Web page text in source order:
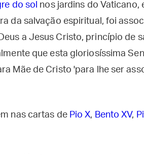
do sol nos jardins do Vaticano,
da salvação espiritual, foi
a Jesus Cristo, princípio de
que esta gloriosíssima
Mãe de Cristo 'para lhe ser
nas cartas de Pio X, Bento XV,